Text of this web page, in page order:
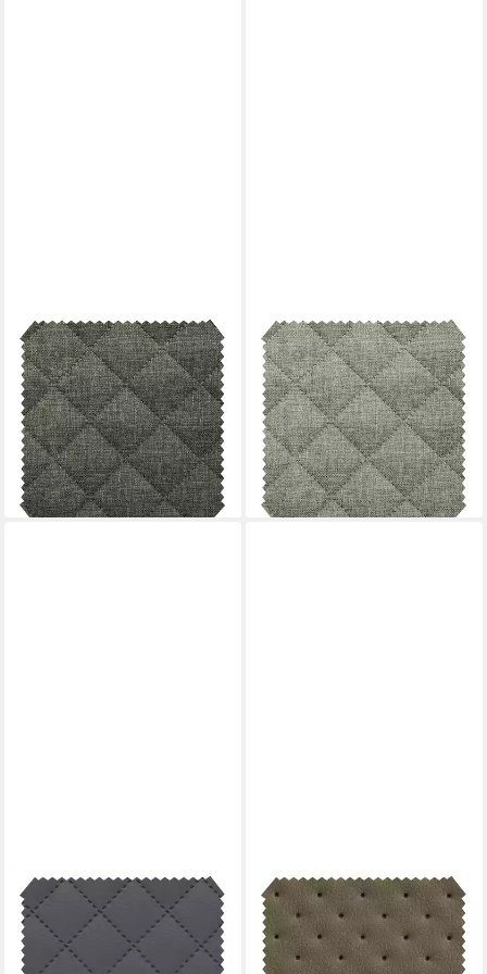
NOVELY®
Stoff LUSO Möbelstoff 3-lagig
gesteppter kaschierter
Polsterstoff, Gesteppt,
Robust, Meterware, 1lfm
12,99 €
(12,99 €/ 1 m)
lieferbar - in 3-4 Werktagen bei dir
NOVELY®
Stoff LUSO Möbelstoff 3-lagig
gesteppter kaschierter
Polsterstoff, Gesteppt,
Robust, Meterware, 1lfm
12,99 €
(12,99 €/ 1 m)
lieferbar - in 3-4 Werktagen bei dir
NOVELY®
Stoff SOLTAU Kunstleder - 3-
lagig gesteppter Volumen-
Polsterstoff mit Karo-M,
NOVELY®
Stoff SOLTAU Kunstleder - 3-
lagig gesteppter Volumen-
Polsterstoff mit Punkte,